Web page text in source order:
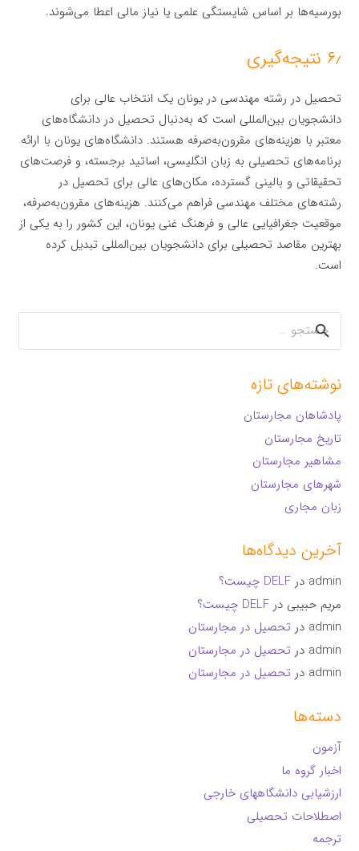
بورسیه‌ها بر اساس شایستگی علمی یا نیاز مالی اعطا می‌شوند.
۶٫ نتیجه‌گیری
تحصیل در رشته مهندسی در یونان یک انتخاب عالی برای
دانشجویان بین‌المللی است که به‌دنبال تحصیل در دانشگاه‌های
معتبر با هزینه‌های مقرون‌به‌صرفه هستند. دانشگاه‌های یونان با ارائه
برنامه‌های تحصیلی به زبان انگلیسی، اساتید برجسته، و فرصت‌های
تحقیقاتی و بالینی گسترده، مکان‌های عالی برای تحصیل در
رشته‌های مختلف مهندسی فراهم می‌کنند. هزینه‌های مقرون‌به‌صرفه،
موقعیت جغرافیایی عالی و فرهنگ غنی یونان، این کشور را به یکی از
بهترین مقاصد تحصیلی برای دانشجویان بین‌المللی تبدیل کرده
است.
جستجو
برای:
نوشته‌های تازه
پادشاهان مجارستان
تاریخ مجارستان
مشاهیر مجارستان
شهرهای مجارستان
زبان مجاری
آخرین دیدگاه‌ها
admin درDELF چیست؟
مریم حبیبی درDELF چیست؟
admin در تحصیل در مجارستان
admin در تحصیل در مجارستان
admin در تحصیل در مجارستان
دسته‌ها
آزمون
اخبار گروه ما
ارزشیابی دانشگاههای خارجی
اصطلاحات تحصیلی
ترجمه